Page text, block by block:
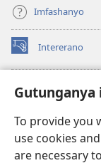
To provide you
use cookies
are necessary
Imfashanyo
Intererano
(opens
new
Icegeranyo
(opens
window)JW Hub
(opens
new
window)JW Library